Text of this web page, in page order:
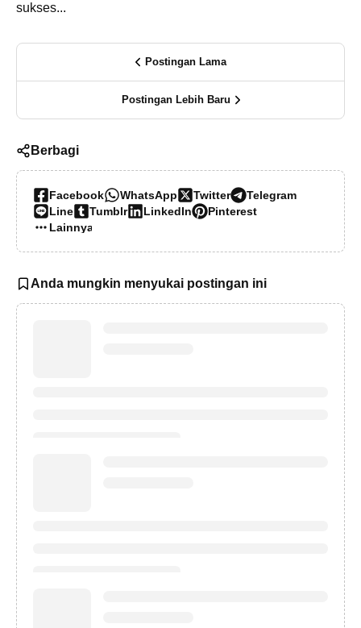
sukses...
Postingan Lama
Postingan Lebih Baru
Berbagi
Facebook WhatsApp Twitter
Telegram
Line
Tumblr LinkedIn
Pinterest
Lainnya…
Anda mungkin menyukai postingan ini